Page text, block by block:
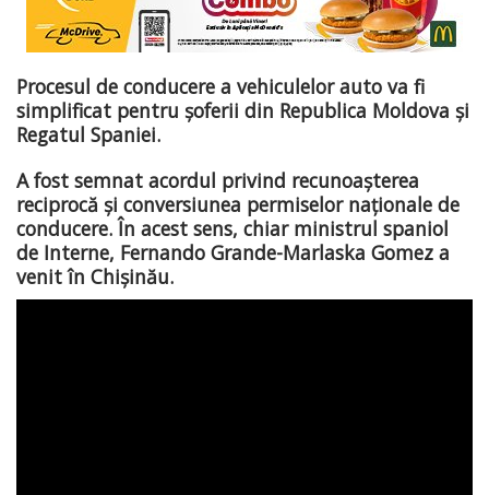
Procesul de conducere a vehiculelor auto va fi
simplificat pentru șoferii din Republica Moldova și
Regatul Spaniei.
A fost semnat acordul privind recunoașterea
reciprocă și conversiunea permiselor naționale de
conducere. În acest sens, chiar ministrul spaniol
de Interne, Fernando Grande-Marlaska Gomez a
venit în Chișinău.